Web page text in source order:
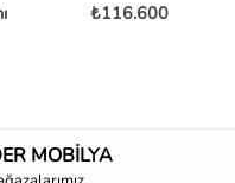
₺116.600
MOBİLYA